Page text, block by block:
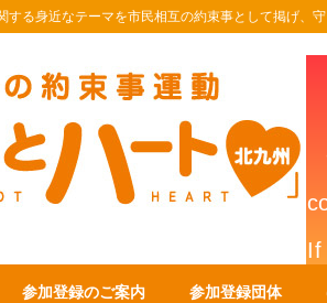
する身近なテーマを市民相互の約束事として掲げ、
参加登録のご案内 参加登録団体